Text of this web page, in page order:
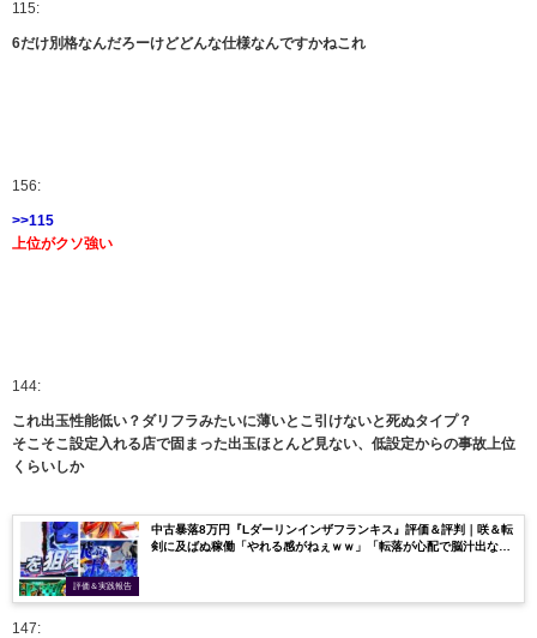
115:
6だけ別格なんだろーけどどんな仕様なんですかねこれ
156:
>>115
上位がクソ強い
144:
これ出玉性能低い？ダリフラみたいに薄いとこ引けないと死ぬタイプ？
そこそこ設定入れる店で固まった出玉ほとんど見ない、低設定からの事故上位
くらいしか
評価＆実践報告
中古暴落8万円『Lダーリンインザフランキス』評価＆評判｜咲＆転
剣に及ばぬ稼働「やれる感がねぇｗｗ」「転落が心配で脳汁出な
147: